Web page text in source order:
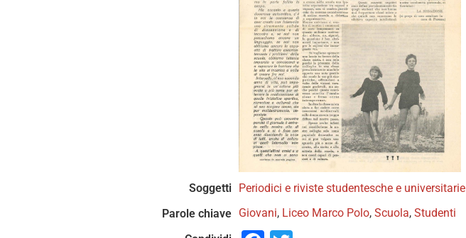
Soggetti Periodici e riviste studentesche e universitarie
Parole chiave Giovani, Liceo Marco Polo, Scuola, Studenti